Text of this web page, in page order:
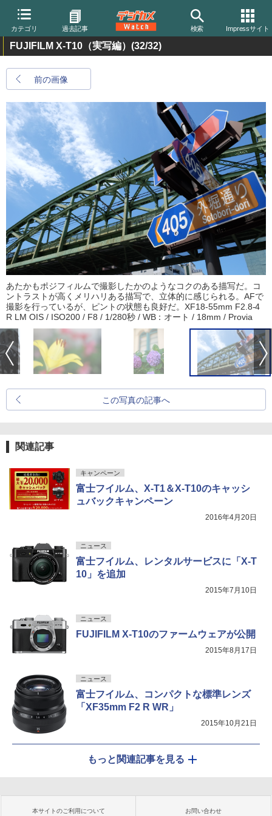
カテゴリ 過去記事 検索 Impressサイト
FUJIFILM X-T10（実写編） (32/32)
前の画像
あたかもポジフィルムで撮影したかのようなコクのある描写だ。コ
ントラストが高くメリハリある描写で、立体的に感じられる。AFで
撮影を行っているが、ピントの状態も良好だ。XF18-55mm F2.8-4
R LM OIS / ISO200 / F8 / 1/280秒 / WB：オート / 18mm / Provia
この写真の記事へ
関連記事
キャンペーン
富士フイルム、X-T1＆X-T10のキャッシ
ュバックキャンペーン
2016年4月20日
ニュース
富士フイルム、レンタルサービスに「X-T
10」を追加
2015年7月10日
ニュース
FUJIFILM X-T10のファームウェアが公開
2015年8月17日
ニュース
富士フイルム、コンパクトな標準レンズ
「XF35mm F2 R WR」
2015年10月21日
もっと関連記事を見る
本サイトのご利用について お問い合わせ